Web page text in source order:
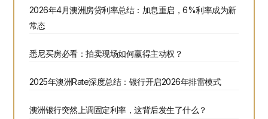
2026年4月澳洲房贷利率总结：加息重启，6%利率成为新
常态
悉尼买房必看：拍卖现场如何赢得主动权？
2025年澳洲Rate深度总结：银行开启2026年排雷模式
澳洲银行突然上调固定利率，这背后发生了什么？